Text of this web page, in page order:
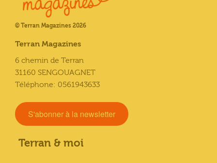
© Terran Magazines 2026
Terran Magazines
6 chemin de Terran
31160 SENGOUAGNET
Téléphone: 0561943633
S'abonner à la newsletter
Terran & moi